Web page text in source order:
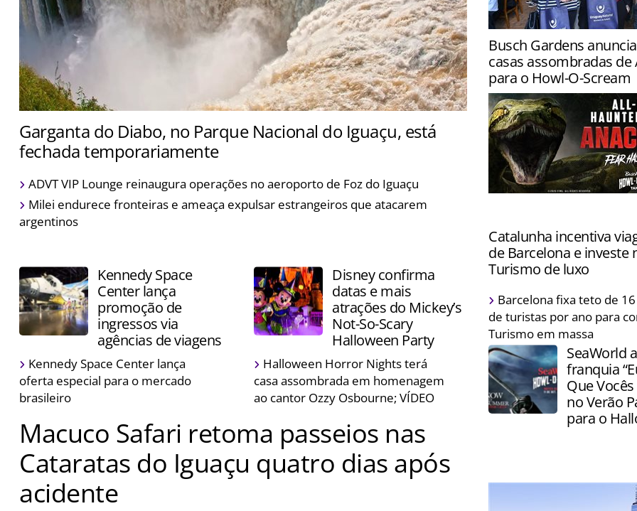
Garganta do Diabo, no Parque Nacional do Iguaçu, está
fechada temporariamente
Atração foi fechada para garantir a segurança dos visitantes durante o aumento no
volume de água do rio
ADVT VIP Lounge reinaugura operações no aeroporto de Foz do Iguaçu
Milei endurece fronteiras e ameaça expulsar estrangeiros que atacarem
argentinos
Destino segue para Belo
Rio de Janeiro a fim de
negócios com trade
Busch Gardens
casas assombradas de
para o Howl-O-Scream
Visitantes serão
profundezas da Amazônia
uma equipe desaparecida
Catalunha incentiva
de Barcelona e investe
Turismo de luxo
Número de turistas em
diminuiu, mas gasto médio
segundo Agência Catalana
Barcelona fixa teto de
de turistas por ano para
Turismo em massa
Kennedy Space
Center lança
promoção de
ingressos via
agências de viagens
Kennedy Space Center lança
oferta especial para o mercado
brasileiro
Disney confirma
datas e mais
atrações do Mickey’s
Not-So-Scary
Halloween Party
Halloween Horror Nights terá
casa assombrada em homenagem
ao cantor Ozzy Osbourne; VÍDEO
SeaWorld
franquia
Que
no Verão
para o
Macuco Safari retoma passeios nas
Cataratas do Iguaçu quatro dias após
acidente